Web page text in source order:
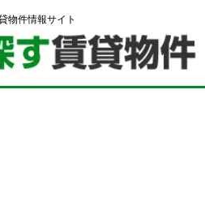
物件情報サイト